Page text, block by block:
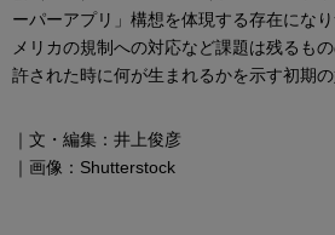
ーパーアプリ」構想を体現する存在にな
メリカの規制への対応など課題は残るも
許された時に何が生まれるかを示す初期の
｜文・編集：井上俊彦
｜画像：Shutterstock